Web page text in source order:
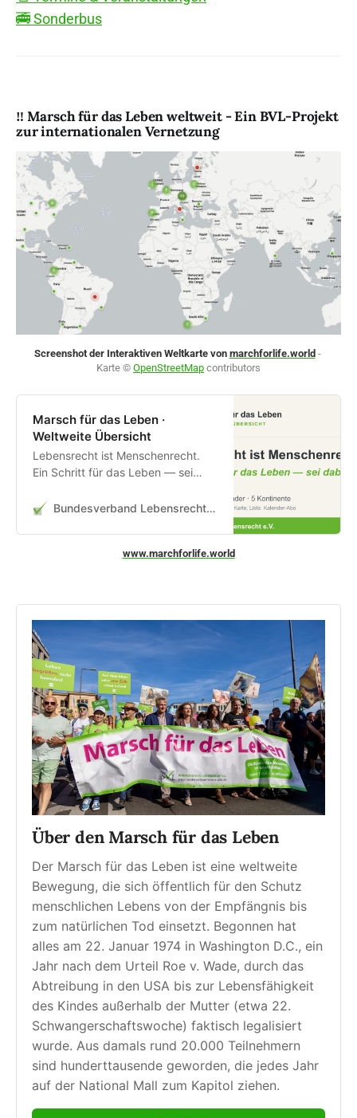
🚎 Sonderbus
‼️ Marsch für das Leben weltweit - Ein BVL-Projekt
zur internationalen Vernetzung
Screenshot der Interaktiven Weltkarte von marchforlife.world -
Karte © OpenStreetMap contributors
Marsch für das Leben ·
Weltweite Übersicht
Lebensrecht ist Menschenrecht.
Ein Schritt für das Leben — sei
Märsche für das Leben weltweit:
Kontinente.
Bundesverband Lebensrecht e.V.
www.marchforlife.world
Über den Marsch für das Leben
Der Marsch für das Leben ist eine weltweite
Bewegung, die sich öffentlich für den Schutz
menschlichen Lebens von der Empfängnis bis
zum natürlichen Tod einsetzt. Begonnen hat
alles am 22. Januar 1974 in Washington D.C., ein
Jahr nach dem Urteil Roe v. Wade, durch das
Abtreibung in den USA bis zur Lebensfähigkeit
des Kindes außerhalb der Mutter (etwa 22.
Schwangerschaftswoche) faktisch legalisiert
wurde. Aus damals rund 20.000 Teilnehmern
sind hunderttausende geworden, die jedes Jahr
auf der National Mall zum Kapitol ziehen.